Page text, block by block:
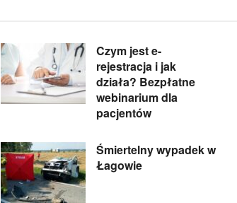
Czym jest e-
rejestracja i jak
działa? Bezpłatne
webinarium dla
pacjentów
Śmiertelny wypadek w
Łagowie